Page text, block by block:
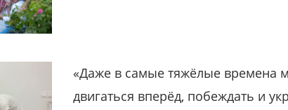
«Даже в самые тяжёлые времена
двигаться вперёд, побеждать и